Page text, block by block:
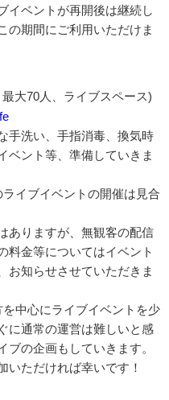
イベントが再開後は継続し
の期間にご利用いただけま
大70人、ライブスペース)
手洗い、手指消毒、換気時
ベント等、準備していきま
イブイベントの開催は見合
ありますが、無観客の配信
料金等についてはイベント
お知らせさせていただきま
中心にライブイベントを少
に通常の運営は難しいと感
ブの企画もしていきます。
いただければ幸いです！